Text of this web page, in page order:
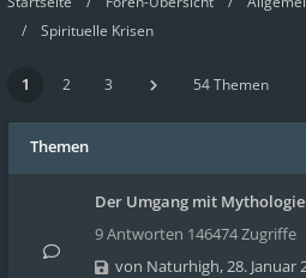
Spirituelle Krisen
1 2 3 54 Themen
Themen
Der Umgang mit
9 Antworten 146474 Zugriffe
von Naturhigh,28. Januar